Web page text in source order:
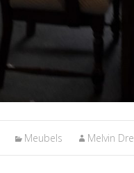
Meubels Melvin